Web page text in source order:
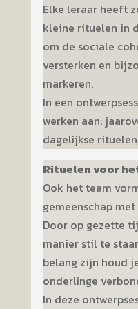
Elke leraar heeft
kleine rituelen in
om de sociale
versterken en
markeren.
In een
werken aan:
dagelijkse
Rituelen voor
Ook het team
gemeenschap
Door op gezette
manier stil te
belang zijn houd
onderlinge
In deze